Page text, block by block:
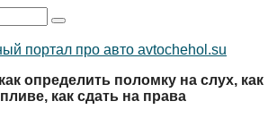
портал про авто avtochehol.su
определить поломку на слух, как
как сдать на права